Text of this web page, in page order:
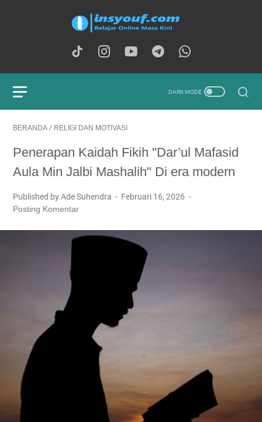
BERANDA / RELIGI DAN MOTIVASI
Penerapan Kaidah Fikih "Dar’ul Mafasid
Aula Min Jalbi Mashalih" Di era modern
Published by Ade Suhendra
Februari 16, 2026
Posting Komentar